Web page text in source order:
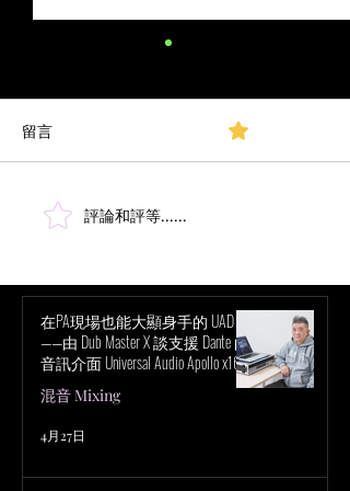
入耳監聽器（IEMs）的監聽
留言
評論和評等......
在PA現場也能大顯身手的 UAD！
——由 Dub Master X 談支援 Dante 的
音訊介面 Universal Audio Apollo x16D
的魅力
混音 Mixing
4月27日